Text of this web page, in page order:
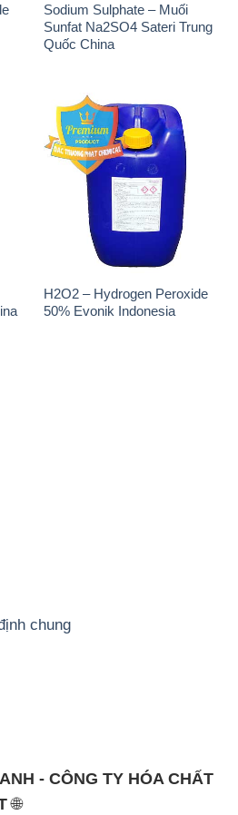
Sodium Sulphate – Muối
Sunfat Na2SO4 Sateri Trung
Quốc China
H2O2 – Hydrogen Peroxide
50% Evonik Indonesia
chung
- CÔNG TY HÓA CHẤT
🌐